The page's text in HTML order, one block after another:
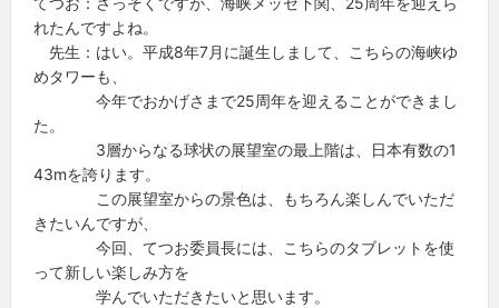
れたんですよね。
先生：はい。平成8年7月に誕生しまして、こちらの海峡ゆ
めタワーも、
今年でおかげさまで25周年を迎えることができまし
た。
3層からなる球状の展望室の最上階は、日本有数の1
43mを誇ります。
この展望室からの景色は、もちろん楽しんでいただ
きたいんですが、
今回、てつお委員長には、こちらのタブレットを使
って新しい楽しみ方を
学んでいただきたいと思います。